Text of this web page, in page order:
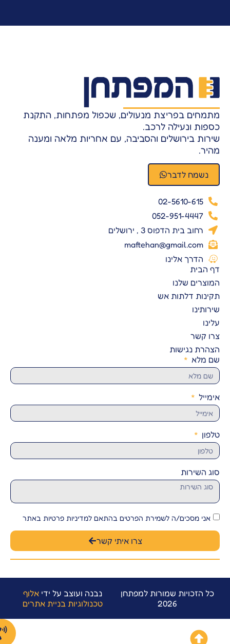
בפריצת מנעולים, שכפול מפתחות, התקנת
ונעילה לרכב.
בירושלים והסביבה, עם אחריות מלאה ומענה
נשמח לדבר
02-5610-615
052-951-4447
רחוב בית הדפוס 3 , ירושלים
maftehan@gmail.com
הדרך אלינו
הבית
שלנו
דלתות אש
קשר
נגישות
מלא
השירות
אני מסכים/ה לשמירת הפרטים בהתאם למדיניות פרטיות באתר
צרו איתי קשר
כל הזכויות שמורות למפתחן
2026
נבנה ועוצב על ידי אלוף
טכנולוגיות בניית אתרים